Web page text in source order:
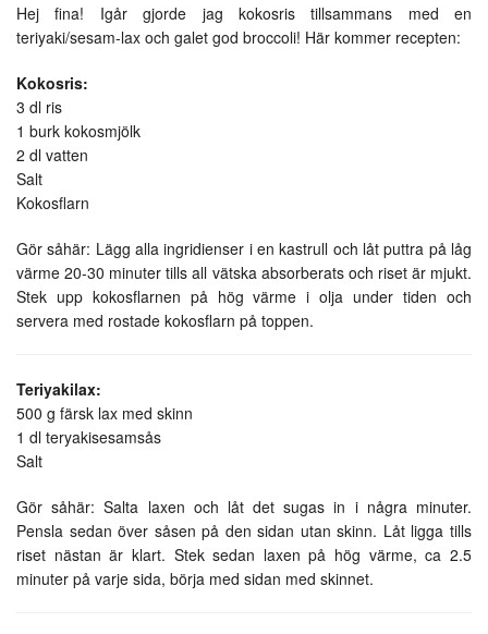
Hej fina! Igår gjorde jag kokosris tillsammans med en
teriyaki/sesam-lax och galet god broccoli! Här kommer recepten:
Kokosris:
3 dl ris
1 burk kokosmjölk
2 dl vatten
Salt
Kokosflarn
Gör såhär: Lägg alla ingridienser i en kastrull och låt puttra på låg
värme 20-30 minuter tills all vätska absorberats och riset är mjukt.
Stek upp kokosflarnen på hög värme i olja under tiden och
servera med rostade kokosflarn på toppen.
Teriyakilax:
500 g färsk lax med skinn
1 dl teryakisesamsås
Salt
Gör såhär: Salta laxen och låt det sugas in i några minuter.
Pensla sedan över såsen på den sidan utan skinn. Låt ligga tills
riset nästan är klart. Stek sedan laxen på hög värme, ca 2.5
minuter på varje sida, börja med sidan med skinnet.